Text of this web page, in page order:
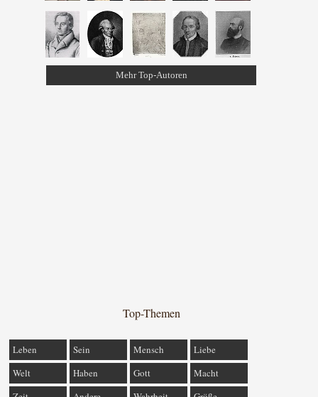
Mehr Top-Autoren
Top-Themen
Leben Sein Mensch
Liebe
Welt
Haben Gott
Macht